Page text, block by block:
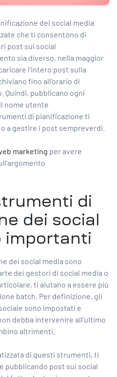
dei social media
che ti consentono di
post sui social
sia diverso, nella maggior
l’intero post sulla
fino all’orario di
Quindi, pubblicano ogni
nome utente
di pianificazione ti
a gestire i post sempreverdi.
marketing per avere
di
dei social
importanti
dei social media sono
dei gestori di social media o
ti aiutano a essere più
batch. Per definizione, gli
sono impostati e
debba intervenire all’ultimo
altrimenti.
di questi strumenti, ti
pubblicando post sui social